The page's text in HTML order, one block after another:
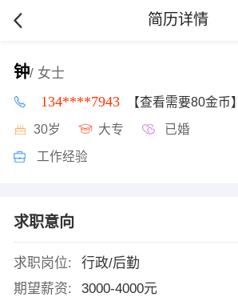
简历详情
钟/ 女士
134****7943 【查看需要80金币】
30岁 大专 已婚
工作经验
求职意向
求职岗位:
行政/后勤
期望薪资:
3000-4000元